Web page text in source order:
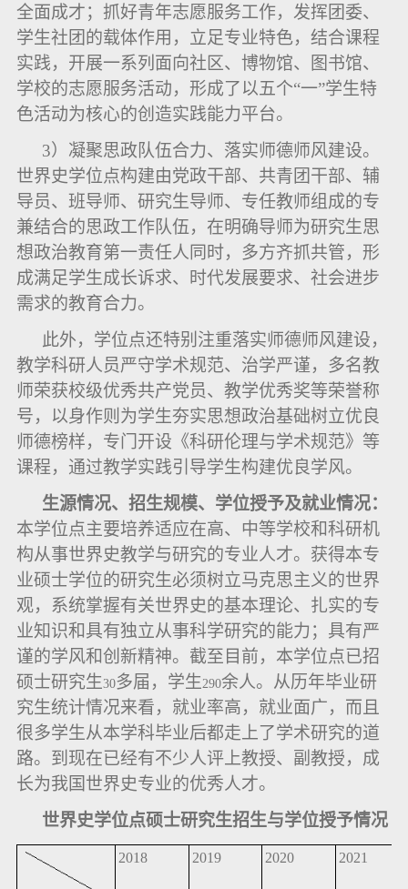
全面成才；抓好青年志愿服务工作，发挥团委、
学生社团的载体作用，立足专业特色，结合课程
实践，开展一系列面向社区、博物馆、图书馆、
学校的志愿服务活动，形成了以五个“一”学生特
色活动为核心的创造实践能力平台。
3）凝聚思政队伍合力、落实师德师风建设。
世界史学位点构建由党政干部、共青团干部、辅
导员、班导师、研究生导师、专任教师组成的专
兼结合的思政工作队伍，在明确导师为研究生思
想政治教育第一责任人同时，多方齐抓共管，形
成满足学生成长诉求、时代发展要求、社会进步
需求的教育合力。
此外，学位点还特别注重落实师德师风建设，
教学科研人员严守学术规范、治学严谨，多名教
师荣获校级优秀共产党员、教学优秀奖等荣誉称
号，以身作则为学生夯实思想政治基础树立优良
师德榜样，专门开设《科研伦理与学术规范》等
课程，通过教学实践引导学生构建优良学风。
生源情况、招生规模、学位授予及就业情况：
本学位点主要培养适应在高、中等学校和科研机
构从事世界史教学与研究的专业人才。获得本专
业硕士学位的研究生必须树立马克思主义的世界
观，系统掌握有关世界史的基本理论、扎实的专
业知识和具有独立从事科学研究的能力；具有严
谨的学风和创新精神。截至目前，本学位点已招
硕士研究生30多届，学生290余人。从历年毕业研
究生统计情况来看，就业率高，就业面广，而且
很多学生从本学科毕业后都走上了学术研究的道
路。到现在已经有不少人评上教授、副教授，成
长为我国世界史专业的优秀人才。
世界史学位点硕士研究生招生与学位授予情况
2018 2019 2020 2021